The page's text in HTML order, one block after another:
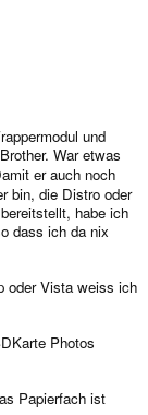
und
War etwas
er auch noch
bin, die Distro oder
habe ich
dass ich da nix
oder Vista weiss ich
Photos
Papierfach ist